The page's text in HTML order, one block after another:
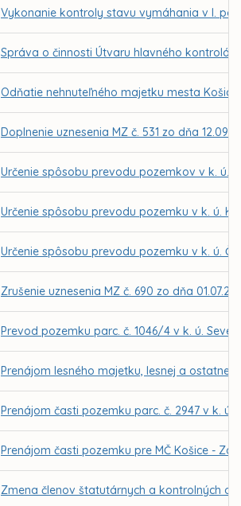
Vykonanie kontroly stavu vymáhania v I.
Správa o činnosti Útvaru hlavného
Odňatie nehnuteľného majetku mesta
Doplnenie uznesenia MZ č. 531 zo dňa
Určenie spôsobu prevodu pozemkov v k. ú.
Určenie spôsobu prevodu pozemku v k. ú.
Určenie spôsobu prevodu pozemku v k. ú.
Zrušenie uznesenia MZ č. 690 zo dňa
Prevod pozemku parc. č. 1046/4 v k. ú.
Prenájom lesného majetku, lesnej a
Prenájom časti pozemku parc. č. 2947 v k.
Prenájom časti pozemku pre MČ Košice -
Zmena členov štatutárnych a kontrolných